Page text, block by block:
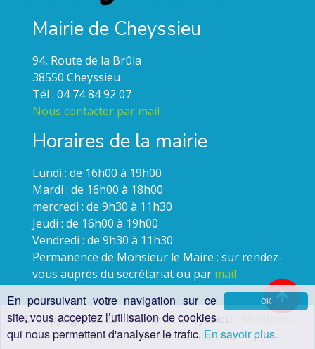
OK
En poursuivant votre navigation sur ce
site, vous acceptez l’utilisation de cookies
qui nous permettent d'analyser le trafic. En savoir plus.
Mairie de Cheyssieu
94, Route de la Brûla
38550 Cheyssieu
Tél : 04 74 84 92 07
Nous contacter par mail
Horaires de la mairie
Lundi : de 16h00 à 19h00
Mardi : de 16h00 à 18h00
mercredi : de 9h30 à 11h30
Jeudi : de 16h00 à 19h00
Vendredi : de 9h30 à 11h30
Permanence de Monsieur le Maire : sur rendez-
vous auprès du secrétariat ou par mail
© Copyright 2022 - Mairie de Cheyssieu -
légales|Création du site web